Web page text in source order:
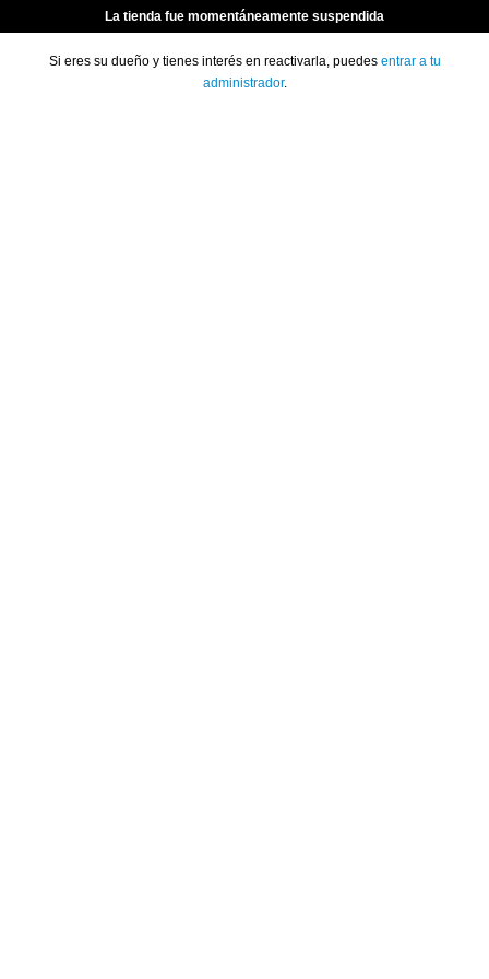
La tienda fue momentáneamente suspendida
Si eres su dueño y tienes interés en reactivarla, puedes entrar a tu
administrador.